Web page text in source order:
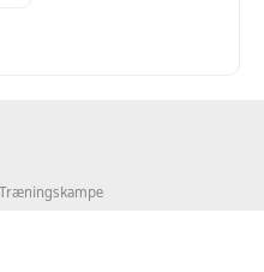
Træningskampe